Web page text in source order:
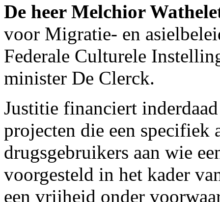
De heer Melchior
voor Migratie- en
Federale Culturele
minister De Clerck.
Justitie financiert
projecten die een specifiek
drugsgebruikers aan wie
voorgesteld in het kader
een vrijheid onder